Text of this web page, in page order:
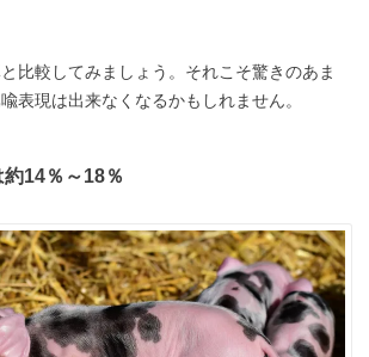
比較してみましょう。それこそ驚きのあま
表現は出来なくなるかもしれません。
14％～18％